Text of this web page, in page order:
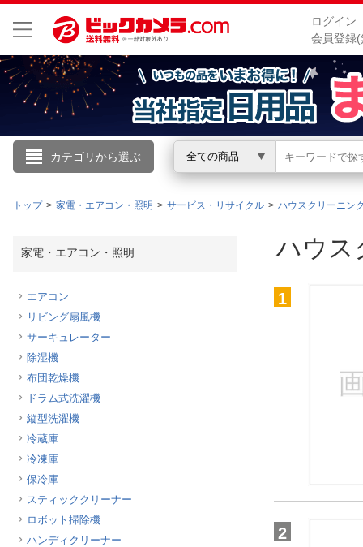
ログイン
会員登録
カテゴリから選ぶ 全ての商品
こんにちは
ログイン
トップ 家電・エアコン・照明 サービス・リサイクル ハウスクリーニン
家電・エアコン・照明
エアコン
リビング扇風機
サーキュレーター
除湿機
布団乾燥機
ドラム式洗濯機
縦型洗濯機
冷蔵庫
冷凍庫
保冷庫
スティッククリーナー
ロボット掃除機
ハンディクリーナー
ハウス
1
2